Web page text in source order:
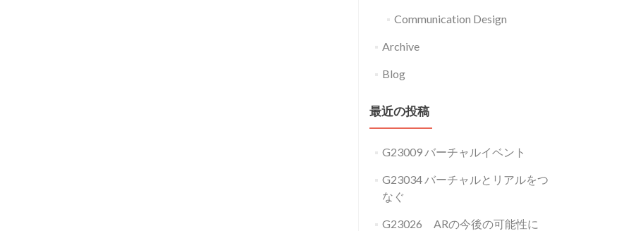
Communication Design
Archive
Blog
最近の投稿
G23009 バーチャルイベント
G23034 バーチャルとリアルをつ
なぐ
G23026 ARの今後の可能性に